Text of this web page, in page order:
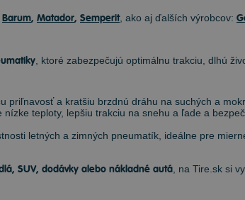
Barum, Matador, Semperit, ako aj ďalších výrobcov:
, ktoré zabezpečujú optimálnu trakciu, dlhú
priľnavosť a kratšiu brzdnú dráhu na suchých a
nízke teploty, lepšiu trakciu na snehu a ľade a
letných a zimných pneumatík, ideálne pre
SUV, dodávky alebo nákladné autá , na Tire.sk si